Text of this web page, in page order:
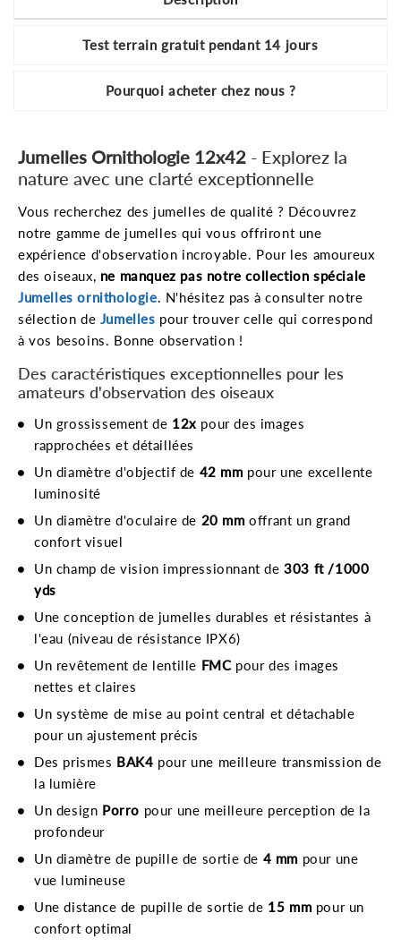
Test terrain gratuit pendant 14 jours
Pourquoi acheter chez nous ?
Jumelles Ornithologie 12x42 - Explorez la
nature avec une clarté exceptionnelle
Vous recherchez des jumelles de qualité ? Découvrez
notre gamme de jumelles qui vous offriront une
expérience d'observation incroyable. Pour les amoureux
des oiseaux, ne manquez pas notre collection spéciale
Jumelles ornithologie. N'hésitez pas à consulter notre
sélection de Jumelles pour trouver celle qui correspond
à vos besoins. Bonne observation !
Des caractéristiques exceptionnelles pour les
amateurs d'observation des oiseaux
Un grossissement de 12x pour des images
rapprochées et détaillées
Un diamètre d'objectif de 42 mm pour une excellente
luminosité
Un diamètre d'oculaire de 20 mm offrant un grand
confort visuel
Un champ de vision impressionnant de303 ft /1000
yds
Une conception de jumelles durables et résistantes à
l'eau (niveau de résistance IPX6)
Un revêtement de lentille FMCpour des images
nettes et claires
Un système de mise au point central et détachable
pour un ajustement précis
Des prismes BAK4 pour une meilleure transmission de
la lumière
Un design Porro pour une meilleure perception de la
profondeur
Un diamètre de pupille de sortie de 4 mm pour une
vue lumineuse
Une distance de pupille de sortie de 15 mm pour un
confort optimal